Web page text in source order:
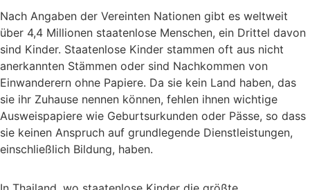
Nach Angaben der Vereinten Nationen gibt es weltweit
über 4,4 Millionen staatenlose Menschen, ein Drittel davon
sind Kinder. Staatenlose Kinder stammen oft aus nicht
anerkannten Stämmen oder sind Nachkommen von
Einwanderern ohne Papiere. Da sie kein Land haben, das
sie ihr Zuhause nennen können, fehlen ihnen wichtige
Ausweispapiere wie Geburtsurkunden oder Pässe, so dass
sie keinen Anspruch auf grundlegende Dienstleistungen,
einschließlich Bildung, haben.